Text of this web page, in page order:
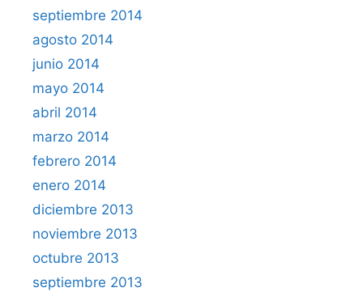
septiembre 2014
agosto 2014
junio 2014
mayo 2014
abril 2014
marzo 2014
febrero 2014
enero 2014
diciembre 2013
noviembre 2013
octubre 2013
septiembre 2013